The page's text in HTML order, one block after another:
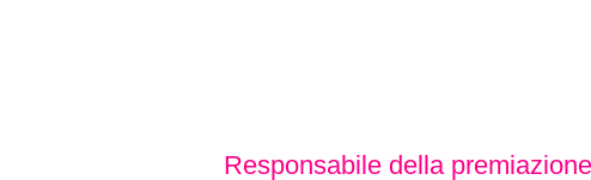
Responsabile della premiazione